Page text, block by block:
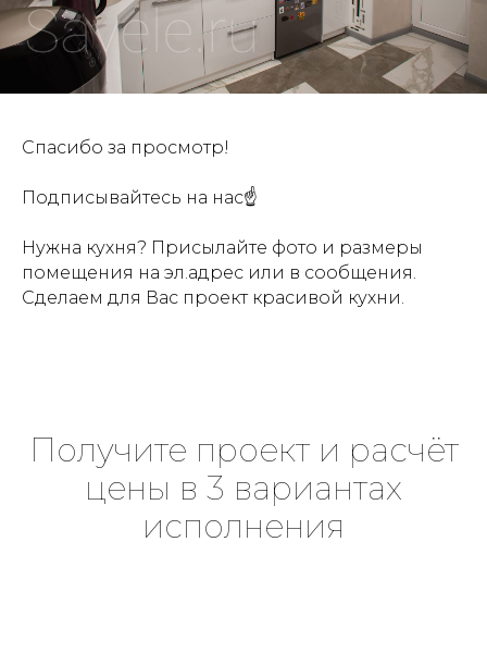
Спасибо за просмотр!
Подписывайтесь на нас☝
Нужна кухня? Присылайте фото и размеры
помещения на эл.адрес или в сообщения.
Сделаем для Вас проект красивой кухни.
Получите проект и расчёт
цены в 3 вариантах
исполнения